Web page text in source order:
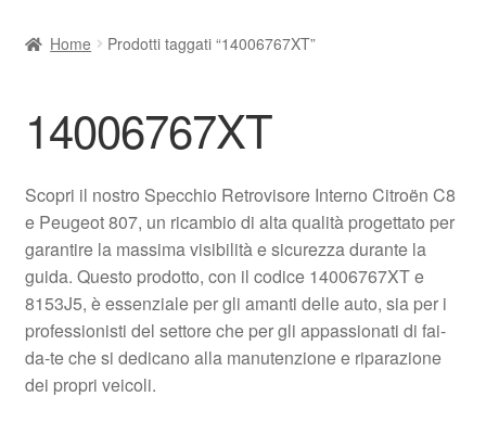
Contatto
Il mio account
Pagamenti
Politica sulla riservatezza
Procedura di Reclamo
Home Prodotti taggati “14006767XT”
14006767XT
Scopri il nostro Specchio Retrovisore Interno Citroën C8
e Peugeot 807, un ricambio di alta qualità progettato per
garantire la massima visibilità e sicurezza durante la
guida. Questo prodotto, con il codice 14006767XT e
8153J5, è essenziale per gli amanti delle auto, sia per i
professionisti del settore che per gli appassionati di fai-
da-te che si dedicano alla manutenzione e riparazione
dei propri veicoli.